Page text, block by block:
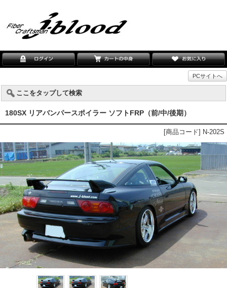
PCサイトへ
ここをタップして検索
180SX リアバンパースポイラー ソフトFRP（前/中/後期）
[商品コード] N-202S